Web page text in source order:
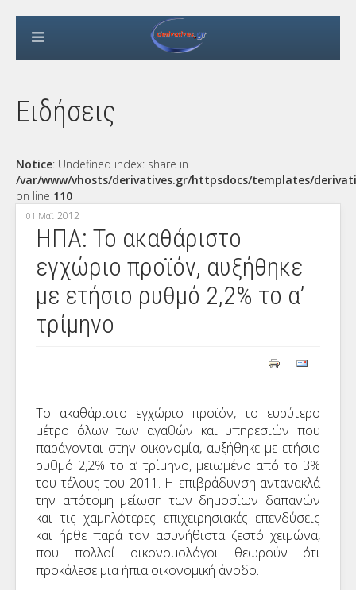
Ειδήσεις
Notice: Undefined index: share in
/var/www/vhosts/derivatives.gr/httpsdocs/templates/
on line 110
01 Μαϊ 2012
ΗΠΑ: Το ακαθάριστο
εγχώριο προϊόν, αυξήθηκε
με ετήσιο ρυθμό 2,2% το α’
τρίμηνο
Το ακαθάριστο εγχώριο προϊόν, το ευρύτερο
μέτρο όλων των αγαθών και υπηρεσιών που
παράγονται στην οικονομία, αυξήθηκε με ετήσιο
ρυθμό 2,2% το α’ τρίμηνο, μειωμένο από το 3%
του τέλους του 2011. Η επιβράδυνση αντανακλά
την απότομη μείωση των δημοσίων δαπανών
και τις χαμηλότερες επιχειρησιακές επενδύσεις
και ήρθε παρά τον ασυνήθιστα ζεστό χειμώνα,
που πολλοί οικονομολόγοι θεωρούν ότι
προκάλεσε μια ήπια οικονομική άνοδο.